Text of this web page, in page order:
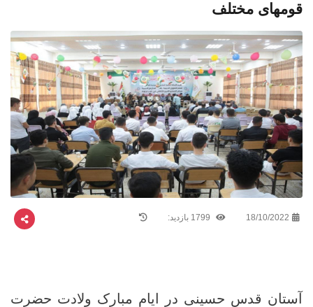
قومهای مختلف
18/10/2022
آستان قدس حسینی در ایام مبارک ولادت حضرت